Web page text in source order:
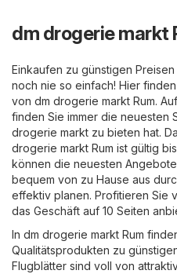
dm drogerie markt
Einkaufen zu günstigen
noch nie so einfach! Hier
von dm drogerie markt Rum. Auf
finden Sie immer die neuesten
drogerie markt zu bieten hat.
drogerie markt Rum ist gültig
können die neuesten
bequem von zu Hause aus
effektiv planen. Profitieren Sie
das Geschäft auf 10 Seiten
In dm drogerie markt Rum
Qualitätsprodukten zu
Flugblätter sind voll von